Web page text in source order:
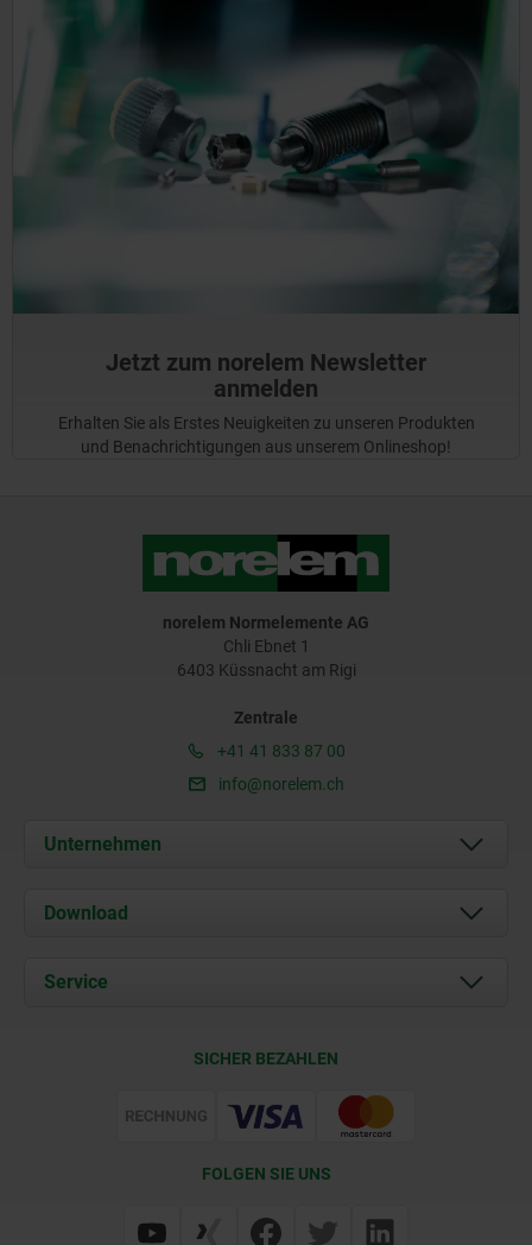
Jetzt zum norelem Newsletter
anmelden
Erhalten Sie als Erstes Neuigkeiten zu unseren Produkten
und Benachrichtigungen aus unserem Onlineshop!
norelem Normelemente AG
Chli Ebnet 1
6403 Küssnacht am Rigi
Zentrale
+41 41 833 87 00
info@norelem.ch
Unternehmen
Über uns
Kontakt
Download
Dokumente
Service
SICHER BEZAHLEN
FOLGEN SIE UNS